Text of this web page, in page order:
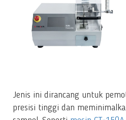
Jenis ini dirancang untuk
presisi tinggi dan